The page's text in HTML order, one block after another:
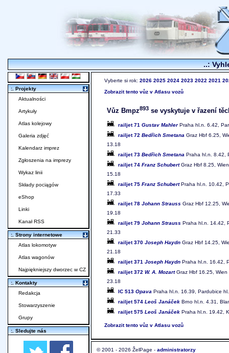
..:
Vyberte si rok: 2026 2025 2024 2023 2022 2021
Zobrazit tento vůz v Atlasu vozů
Vůz Bmpz893 se vyskytuje v řazení
railjet 71 Gustav MahlerPraha hl.n. 6.42,
railjet 72 Bedřich Smetana Graz Hbf 6.25,
13.18
railjet 73 Bedřich Smetana Praha hl.n. 8.42,
railjet 74 Franz SchubertGraz Hbf 8.25,
15.18
railjet 75 Franz SchubertPraha hl.n. 10.42,
17.33
railjet 78 Johann Strauss Graz Hbf 12.25,
19.18
railjet 79 Johann Strauss Praha hl.n. 14.42,
21.33
railjet 370 Joseph Haydn Graz Hbf 14.25,
21.18
railjet 371 Joseph Haydn Praha hl.n. 16.42,
railjet 372 W. A. MozartGraz Hbf 16.25, Wien
23.18
IC 513 Opava Praha hl.n. 16.39, Pardubice
railjet 574 Leoš Janáček Brno hl.n. 4.31,
railjet 575 Leoš Janáček Praha hl.n. 19.42,
Zobrazit tento vůz v Atlasu vozů
© 2001 - 2026 ŽelPage - administratorzy
:. Projekty
Aktualności
Artykuły
Atlas kolejowy
Galeria zdjęć
Kalendarz imprez
Zgłoszenia na imprezy
Wykaz linii
Składy pociągów
eShop
Linki
Kanał RSS
:. Strony internetowe
Atlas lokomotyw
Atlas wagonów
Najpiękniejszy dworzec w CZ
:. Kontakty
Redakcja
Stowarzyszenie
Grupy
:. Sledujte nás